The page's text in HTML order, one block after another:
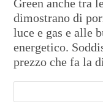
Green anche tra
dimostrano di
luce e gas e alle
energetico.
prezzo che fa la